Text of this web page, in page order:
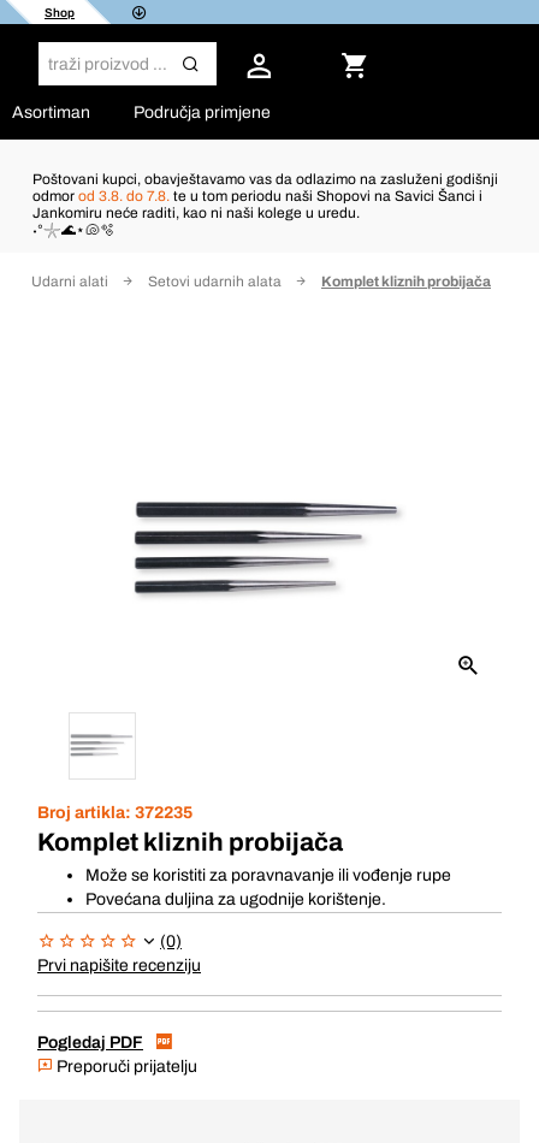
Shop
Asortiman Područja primjene
Poštovani kupci, obavještavamo vas da odlazimo na zasluženi godišnji
odmor od 3.8. do 7.8. te u tom periodu naši Shopovi na Savici Šanci i
Jankomiru neće raditi, kao ni naši kolege u uredu.
˖°𓇼🌊⋆🐚🫧
Udarni alati Setovi udarnih alata Komplet kliznih probijača
Broj artikla: 372235
Komplet kliznih probijača
Može se koristiti za poravnavanje ili vođenje rupe
Povećana duljina za ugodnije korištenje.
(0)
Prvi napišite recenziju
Pogledaj PDF
Preporuči prijatelju